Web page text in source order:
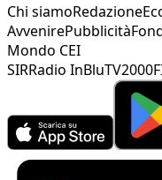
Chi siamoRedazione
AvvenirePubblicità
Mondo CEI
SIRRadio InBluTV2000